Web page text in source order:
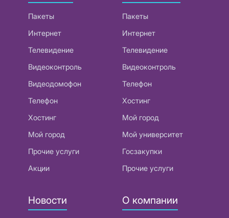
Пакеты
Интернет
Телевидение
Видеоконтроль
Видеодомофон
Телефон
Хостинг
Мой город
Прочие услуги
Акции
Пакеты
Интернет
Телевидение
Видеоконтроль
Телефон
Хостинг
Мой город
Мой университет
Госзакупки
Прочие услуги
Новости О компании